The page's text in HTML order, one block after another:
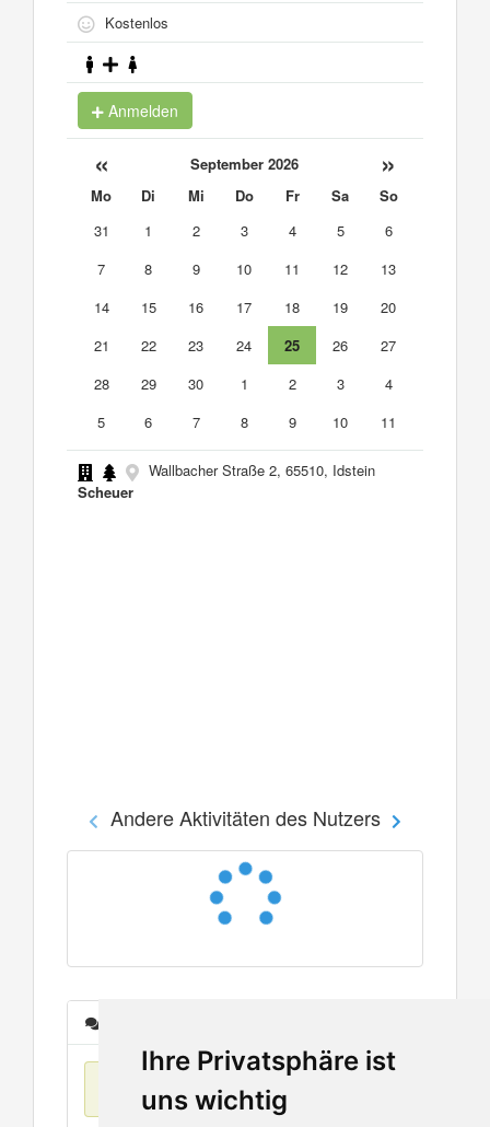
Ihre Privatsphäre ist
uns wichtig
Kostenlos
Anmelden
« September 2026 »
Mo Di Mi Do Fr Sa
So
31
1 2 3 4 5
6
7
8 9 10 11 12
13
14
15 16 17 18 19
20
21
22 23 24 25 26
27
28
29 30 1 2 3
4
5
6 7 8 9 10 11
Wallbacher Straße 2, 65510, Idstein
Scheuer
Andere Aktivitäten des Nutzers
Keine Einträge